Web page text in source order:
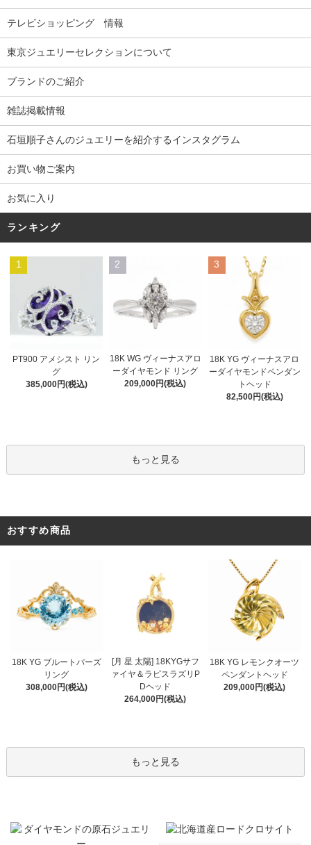
テレビショッピング 情報
東京ジュエリーセレクションについて
ブランドのご紹介
雑誌掲載情報
石垣順子さんのジュエリーを紹介するインスタグラム
お買い物ご案内
お気に入り
ランキング
1
PT900 アメシスト リン
グ
385,000円(税込)
2
18K WG ヴィーナスアロ
ーダイヤモンド リング
209,000円(税込)
3
18K YG ヴィーナスアロ
ーダイヤモンドペンダン
トヘッド
82,500円(税込)
もっと見る
おすすめ商品
18K YG ブルートパーズ
リング
308,000円(税込)
[月 星 太陽] 18KYGサフ
ァイヤ＆ラピスラズリP
Dヘッド
264,000円(税込)
18K YG レモンクオーツ
ペンダントヘッド
209,000円(税込)
もっと見る